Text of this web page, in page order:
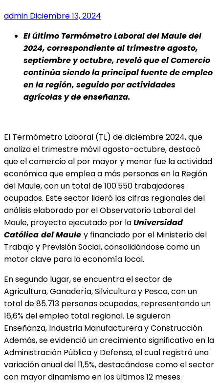
admin Diciembre 13, 2024
El último Termómetro Laboral del Maule del
2024, correspondiente al trimestre agosto,
septiembre y octubre, reveló que el Comercio
continúa siendo la principal fuente de empleo
en la región, seguido por actividades
agrícolas y de enseñanza.
El Termómetro Laboral (TL) de diciembre 2024, que
analiza el trimestre móvil agosto-octubre, destacó
que el comercio al por mayor y menor fue la actividad
económica que emplea a más personas en la Región
del Maule, con un total de 100.550 trabajadores
ocupados. Este sector lideró las cifras regionales del
análisis elaborado por el Observatorio Laboral del
Maule, proyecto ejecutado por laUniversidad
Católica del Maule y financiado por el Ministerio del
Trabajo y Previsión Social, consolidándose como un
motor clave para la economía local.
En segundo lugar, se encuentra el sector de
Agricultura, Ganadería, Silvicultura y Pesca, con un
total de 85.713 personas ocupadas, representando un
16,6% del empleo total regional. Le siguieron
Enseñanza, Industria Manufacturera y Construcción.
Además, se evidenció un crecimiento significativo en la
Administración Pública y Defensa, el cual registró una
variación anual del 11,5%, destacándose como el sector
con mayor dinamismo en los últimos 12 meses.